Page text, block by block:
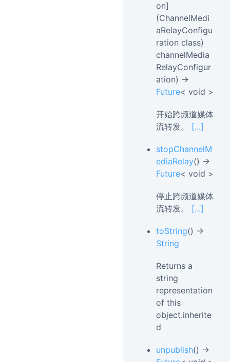
on]
(ChannelMedi
aRelayConfigu
ration class)
channelMedia
RelayConfigur
ation) →
Future< void >
开始跨频道媒体
流转发。 [...]
stopChannelM
ediaRelay() →
Future< void >
停止跨频道媒体
流转发。 [...]
toString() →
String
Returns a
string
representation
of this
object.inherite
d
unpublish() →